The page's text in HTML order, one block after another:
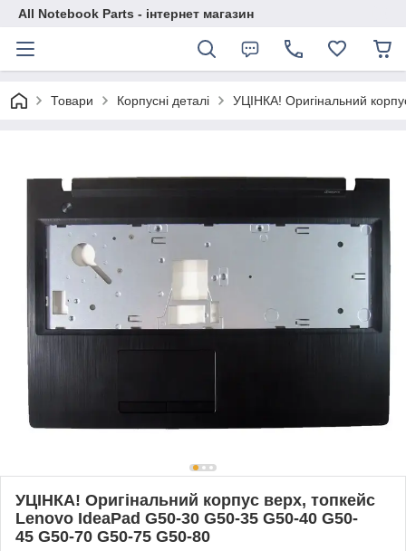
All Notebook Parts - інтернет магазин
Товари Корпусні деталі УЦІНКА! Оригінальний
УЦІНКА! Оригінальний корпус верх, топкейс
Lenovo IdeaPad G50-30 G50-35 G50-40 G50-
45 G50-70 G50-75 G50-80